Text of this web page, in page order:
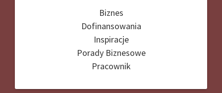
Biznes
Dofinansowania
Inspiracje
Porady Biznesowe
Pracownik